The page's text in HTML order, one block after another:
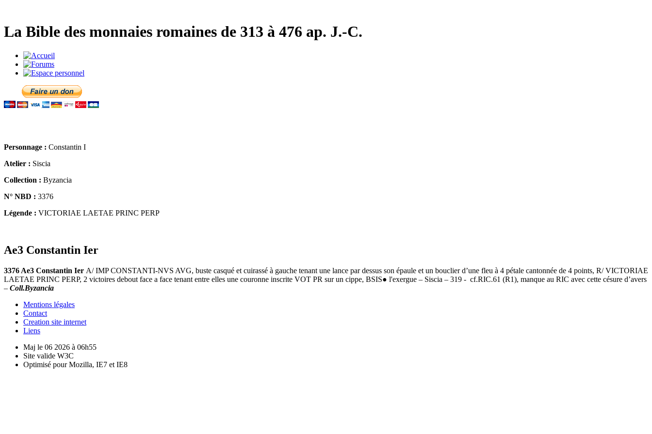
La Bible des monnaies romaines de 313 à 476 ap. J.-C.
Personnage : Constantin I
Atelier : Siscia
Collection : Byzancia
N° NBD : 3376
Légende : VICTORIAE LAETAE PRINC PERP
Ae3 Constantin Ier
3376 Ae3 Constantin Ier A/ IMP CONSTANTI-NVS AVG, buste casqué et cuirassé à gauche tenant une lance par dessus son épaule et un bouclier d’une fleu à 4 pétale cantonnée de 4 points, R/ VICTORIAE
LAETAE PRINC PERP, 2 victoires debout face a face tenant entre elles une couronne inscrite VOT PR sur un cippe, BSIS● l'exergue – Siscia – 319 - cf.RIC.61 (R1), manque au RIC avec cette césure d’avers
– Coll.Byzancia
Mentions légales
Contact
Creation site internet
Liens
Maj le 06 2026 à 06h55
Site valide W3C
Optimisé pour Mozilla, IE7 et IE8